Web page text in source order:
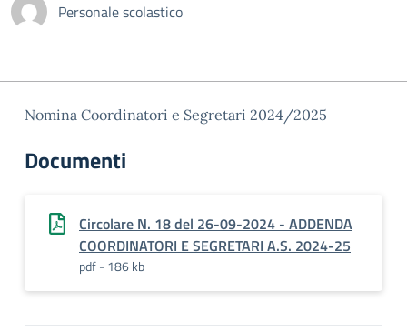
Personale scolastico
Nomina Coordinatori e Segretari 2024/2025
Documenti
Circolare N. 18 del 26-09-2024 - ADDENDA
COORDINATORI E SEGRETARI A.S. 2024-25
pdf - 186 kb